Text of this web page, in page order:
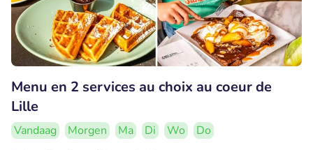
Menu en 2 services au choix au coeur de
Lille
Vandaag Morgen Ma Di Wo
Do